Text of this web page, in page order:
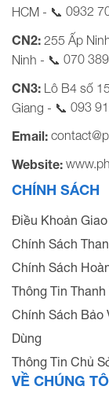
HCM - 📞 0932
CN2: 255 Ấp
Ninh - 📞 070
CN3: Lô B4 số
Giang - 📞 093
Email:
Website:
CHÍNH SÁCH
Điều Khoản
Chính Sách
Chính Sách
Thông Tin Thanh
Chính Sách Bảo
Dùng
Thông Tin Chủ
VỀ CHÚNG